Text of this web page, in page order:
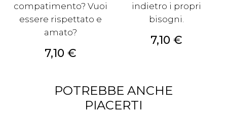
compatimento? Vuoi
essere rispettato e
amato?
Prezzo
7,10 €
indietro i propri
bisogni.
Prezzo
7,10 €
POTREBBE ANCHE
PIACERTI